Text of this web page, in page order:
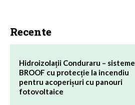
Recente
Hidroizolații Conduraru – sisteme
BROOF cu protecție la incendiu
pentru acoperișuri cu panouri
fotovoltaice